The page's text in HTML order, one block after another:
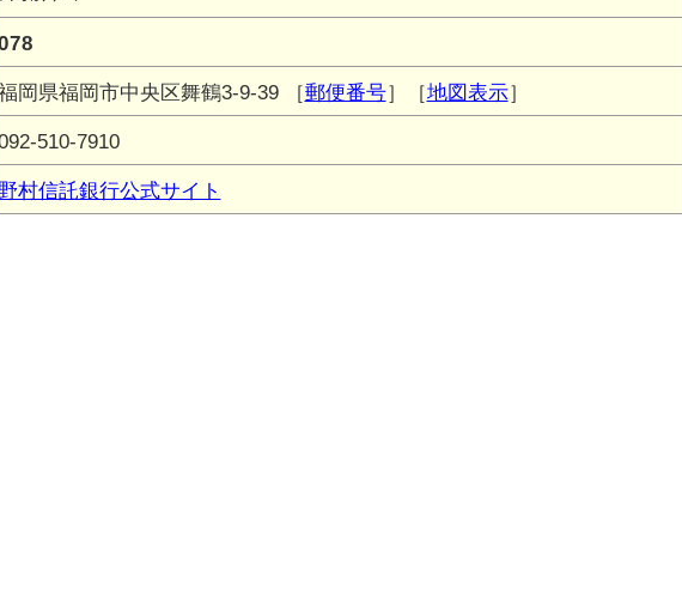
岡県福岡市中央区舞鶴3-9-39 ［郵便番号］［地図表示］
510-7910
村信託銀行公式サイト